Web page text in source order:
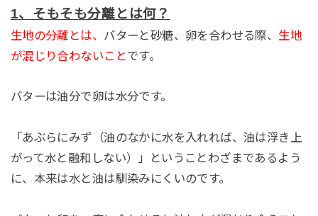
1、そもそも分離とは何？
生地の分離とは、 バターと砂糖、卵を合わせる際、 生地
が混じり合わないこと です。
バターは油分で卵は水分です。
「あぶらにみず（油のなかに水を入れれば、油は浮き上
がって水と融和しない）」ということわざまであるよう
に、本来は水と油は馴染みにくいのです。